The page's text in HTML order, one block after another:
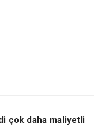
çok daha maliyetli